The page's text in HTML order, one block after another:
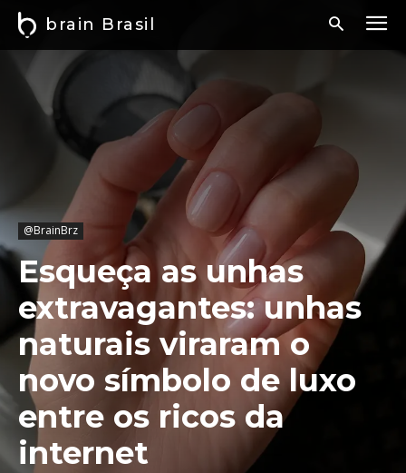
brain Brasil
@BrainBrz
Esqueça as unhas
extravagantes: unhas
naturais viraram o
novo símbolo de luxo
entre os ricos da
internet